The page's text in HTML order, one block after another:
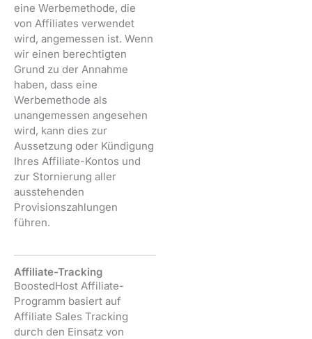
eine Werbemethode, die
von Affiliates verwendet
wird, angemessen ist. Wenn
wir einen berechtigten
Grund zu der Annahme
haben, dass eine
Werbemethode als
unangemessen angesehen
wird, kann dies zur
Aussetzung oder Kündigung
Ihres Affiliate-Kontos und
zur Stornierung aller
ausstehenden
Provisionszahlungen
führen.
Affiliate-Tracking
BoostedHost Affiliate-
Programm basiert auf
Affiliate Sales Tracking
durch den Einsatz von